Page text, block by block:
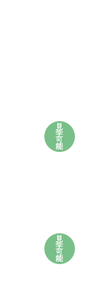
見
学
可
能
見
学
可
能